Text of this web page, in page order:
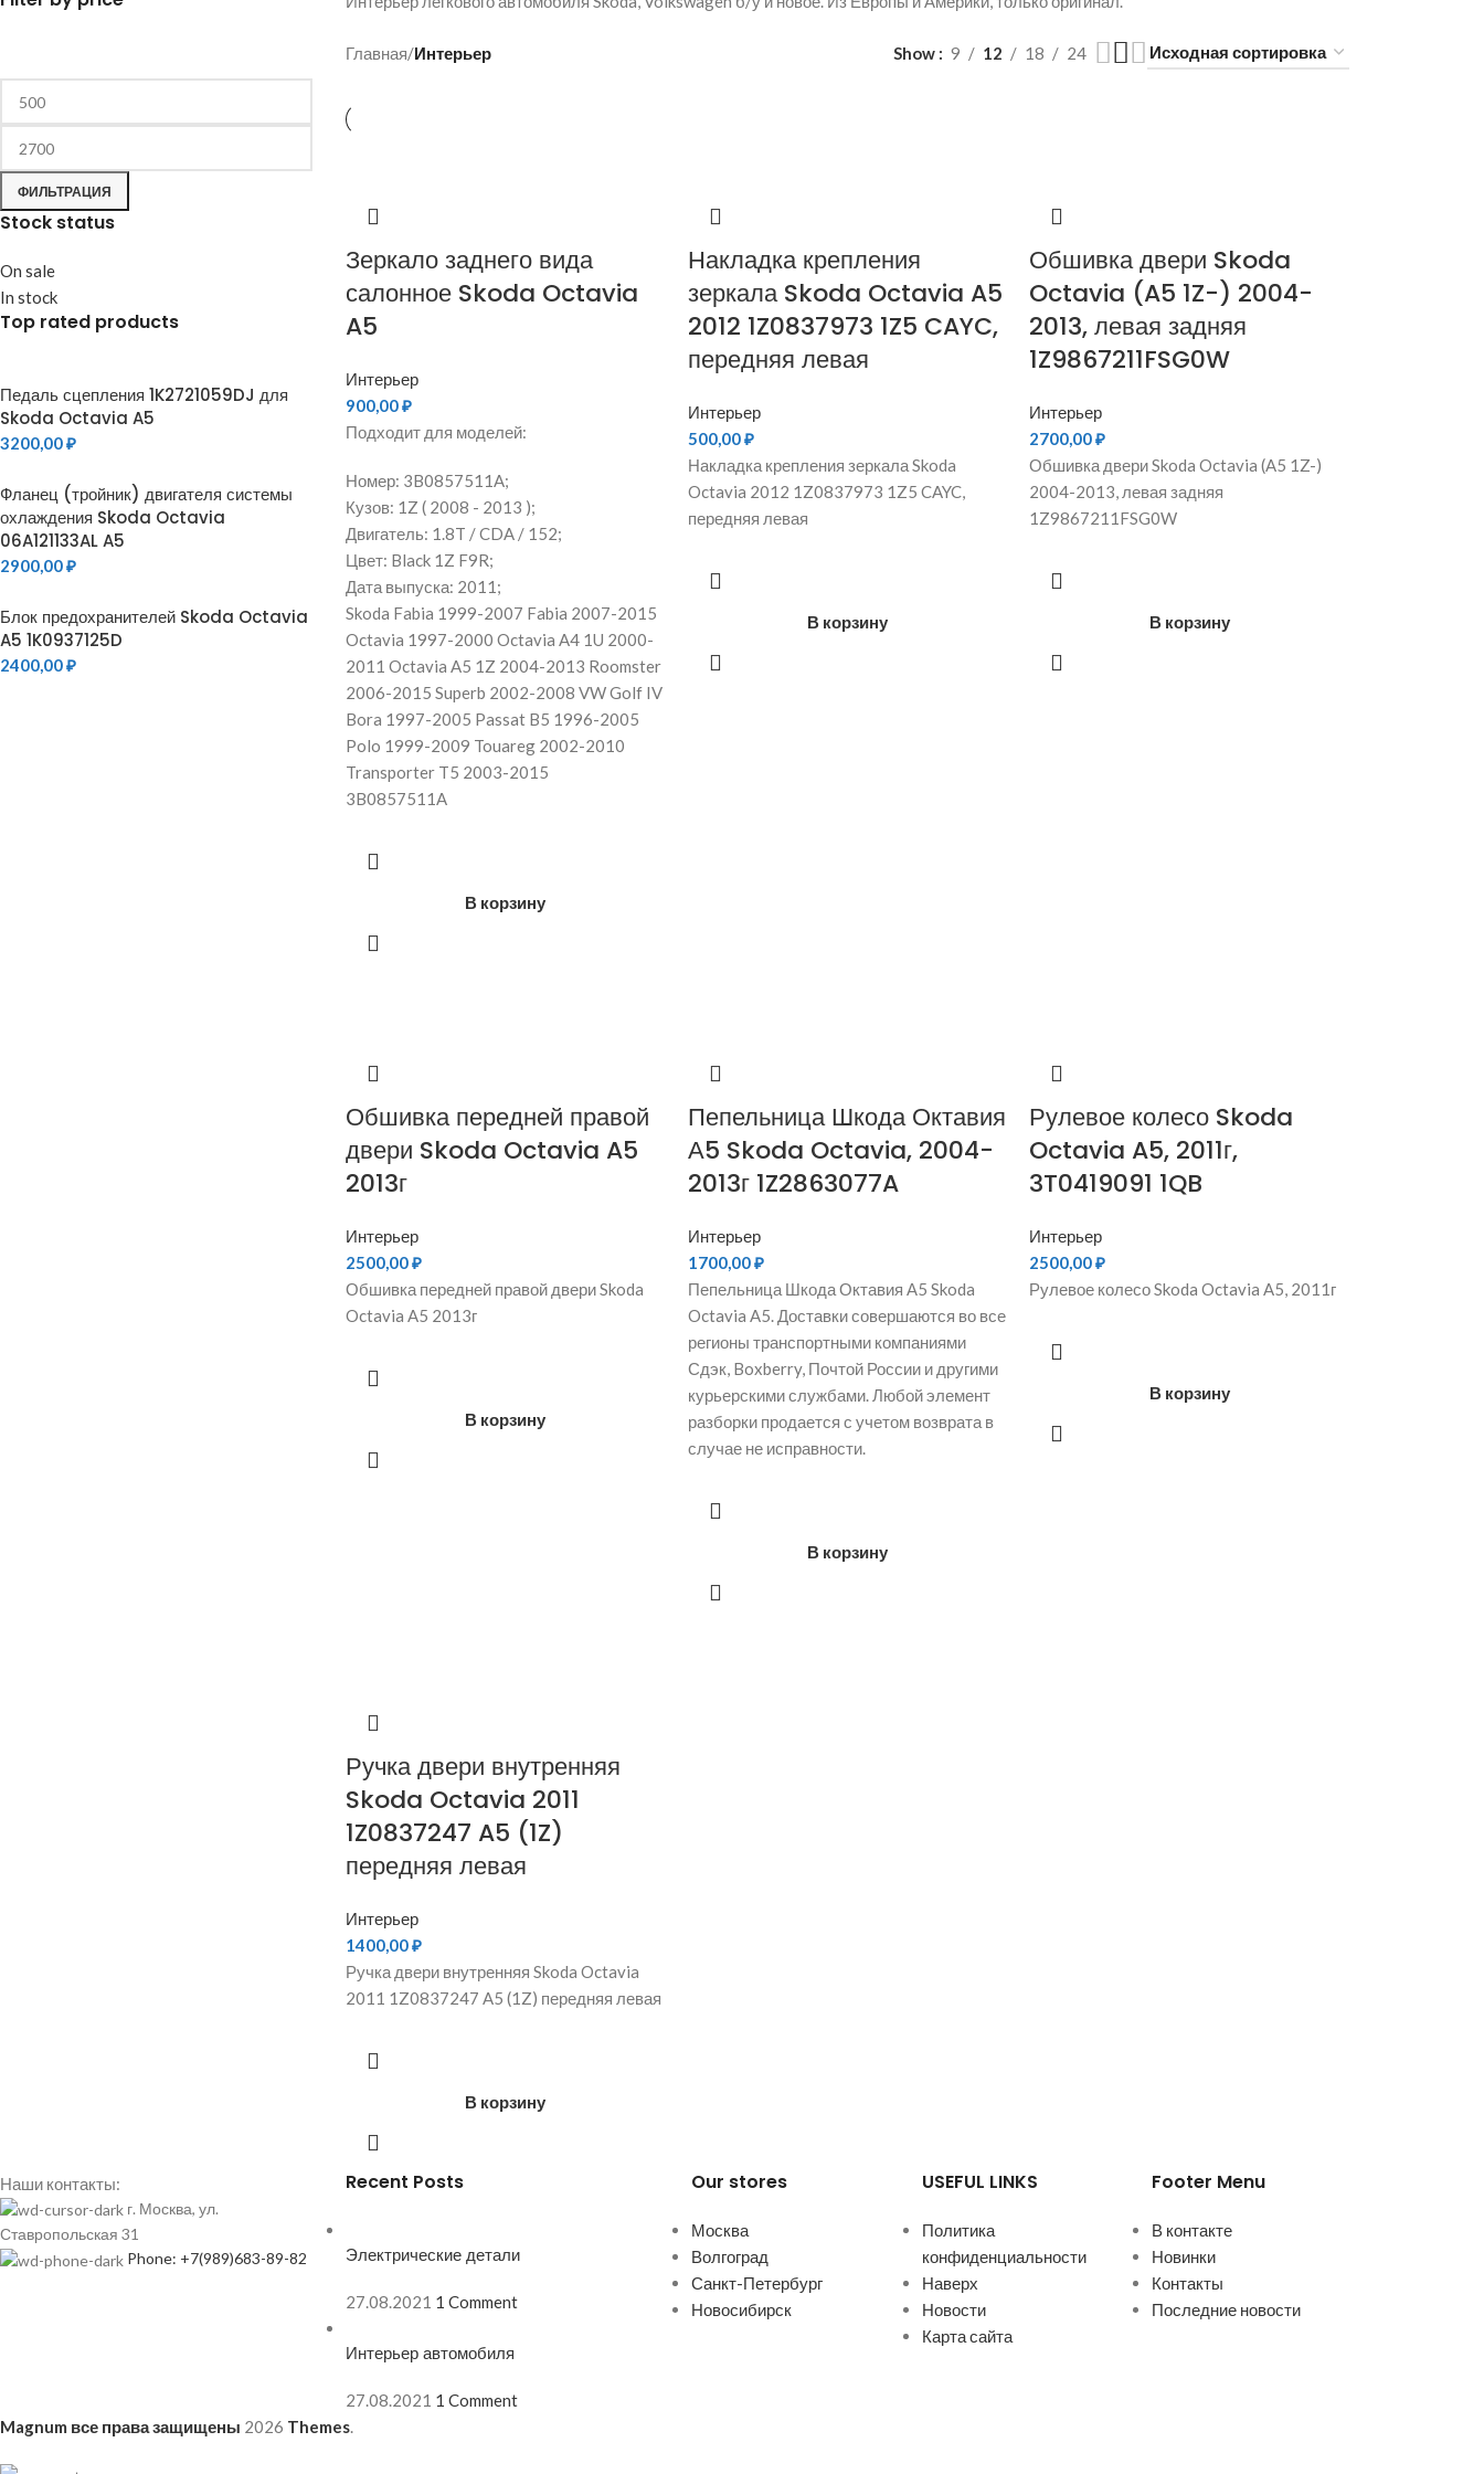
ФИЛЬТРАЦИЯ
Stock status
On sale
In stock
Top rated products
Педаль сцепления 1K2721059DJ для
Skoda Octavia A5
3200,00₽
Фланец (тройник) двигателя системы
охлаждения Skoda Octavia
06A121133AL A5
2900,00₽
Блок предохранителей Skoda Octavia
A5 1K0937125D
2400,00₽
Главная/Интерьер Show 9 12 18 24
Зеркало заднего вида
салонное Skoda Octavia
A5
Интерьер
900,00₽
Подходит для моделей:
Номер: 3B0857511A;
Кузов: 1Z ( 2008 - 2013 );
Двигатель: 1.8T / CDA / 152;
Цвет: Black 1Z F9R;
Дата выпуска: 2011;
Skoda Fabia 1999-2007 Fabia 2007-2015
Octavia 1997-2000 Octavia A4 1U 2000-
2011 Octavia A5 1Z 2004-2013 Roomster
2006-2015 Superb 2002-2008 VW Golf IV
Bora 1997-2005 Passat B5 1996-2005
Polo 1999-2009 Touareg 2002-2010
Transporter T5 2003-2015
3B0857511A
В корзину
Накладка крепления
зеркала Skoda Octavia A5
2012 1Z0837973 1Z5 CAYC,
передняя левая
Интерьер
500,00₽
Накладка крепления зеркала Skoda
Octavia 2012 1Z0837973 1Z5 CAYC,
передняя левая
В корзину
Обшивка двери Skoda
Octavia (A5 1Z-) 2004-
2013, левая задняя
1Z9867211FSG0W
Интерьер
2700,00₽
Обшивка двери Skoda Octavia (A5 1Z-)
2004-2013, левая задняя
1Z9867211FSG0W
В корзину
Обшивка передней правой
двери Skoda Octavia A5
2013г
Интерьер
2500,00₽
Обшивка передней правой двери Skoda
Octavia A5 2013г
В корзину
Пепельница Шкода Октавия
А5 Skoda Octavia, 2004-
2013г 1Z2863077A
Интерьер
1700,00₽
Пепельница Шкода Октавия А5 Skoda
Octavia A5. Доставки совершаются во все
регионы транспортными компаниями
Сдэк, Boxberry, Почтой России и другими
курьерскими службами. Любой элемент
разборки продается с учетом возврата в
случае не исправности.
В корзину
Рулевое колесо Skoda
Octavia A5, 2011г,
3T0419091 1QB
Интерьер
2500,00₽
Рулевое колесо Skoda Octavia A5, 2011г
В корзину
Ручка двери внутренняя
Skoda Octavia 2011
1Z0837247 A5 (1Z)
передняя левая
Интерьер
1400,00₽
Ручка двери внутренняя Skoda Octavia
2011 1Z0837247 A5 (1Z) передняя левая
В корзину
Наши контакты:
г. Москва, ул.
Ставропольская 31
Phone: +7(989)683-89-82
Recent Posts
Электрические детали
27.08.2021 1 Comment
Интерьер автомобиля
27.08.2021 1 Comment
Our stores
Москва
Волгоград
Санкт-Петербург
Новосибирск
USEFUL LINKS
Политика
конфиденциальности
Наверх
Новости
Карта сайта
Footer Menu
В контакте
Новинки
Контакты
Последние новости
Magnum все права защищены 2026 Themes.